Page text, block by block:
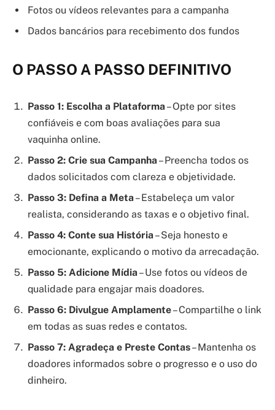
Fotos ou vídeos relevantes para a campanha
Dados bancários para recebimento dos fundos
O PASSO A PASSO DEFINITIVO
Passo 1: Escolha a Plataforma– Opte por sites
confiáveis e com boas avaliações para sua
vaquinha online.
Passo 2: Crie sua Campanha– Preencha todos os
dados solicitados com clareza e objetividade.
Passo 3: Defina a Meta– Estabeleça um valor
realista, considerando as taxas e o objetivo final.
Passo 4: Conte sua História– Seja honesto e
emocionante, explicando o motivo da arrecadação.
Passo 5: Adicione Mídia– Use fotos ou vídeos de
qualidade para engajar mais doadores.
Passo 6: Divulgue Amplamente– Compartilhe o link
em todas as suas redes e contatos.
Passo 7: Agradeça e Preste Contas– Mantenha os
doadores informados sobre o progresso e o uso do
dinheiro.